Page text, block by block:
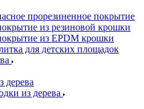
прорезиненное покрытие
из резиновой крошки
из EPDM крошки
для детских площадок
дерева
из дерева